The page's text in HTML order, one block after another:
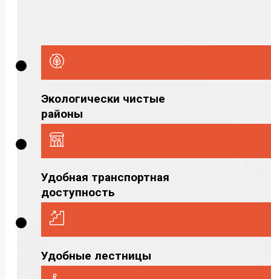
Экологически чистые
районы
Удобная транспортная
доступность
Удобные лестницы